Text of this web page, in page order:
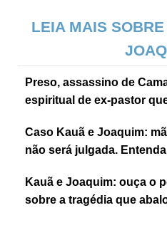
LEIA MAIS
Preso, assassino de
espiritual de ex-pastor
Caso Kauã e Joaquim:
não será julgada. Entenda
Kauã e Joaquim: ouça o
sobre a tragédia que